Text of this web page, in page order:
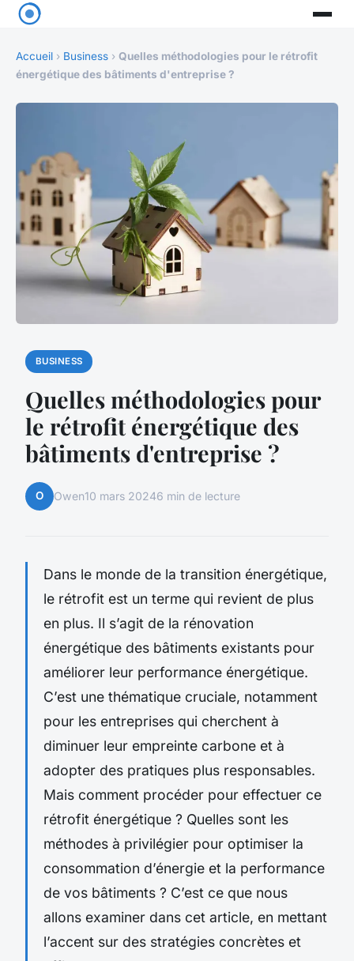
Accueil › Business › Quelles méthodologies pour le rétrofit
énergétique des bâtiments d'entreprise ?
BUSINESS
Quelles méthodologies pour
le rétrofit énergétique des
bâtiments d'entreprise ?
O Owen10 mars 20246 min de lecture
Dans le monde de la transition énergétique,
le rétrofit est un terme qui revient de plus
en plus. Il s’agit de la rénovation
énergétique des bâtiments existants pour
améliorer leur performance énergétique.
C’est une thématique cruciale, notamment
pour les entreprises qui cherchent à
diminuer leur empreinte carbone et à
adopter des pratiques plus responsables.
Mais comment procéder pour effectuer ce
rétrofit énergétique ? Quelles sont les
méthodes à privilégier pour optimiser la
consommation d’énergie et la performance
de vos bâtiments ? C’est ce que nous
allons examiner dans cet article, en mettant
l’accent sur des stratégies concrètes et